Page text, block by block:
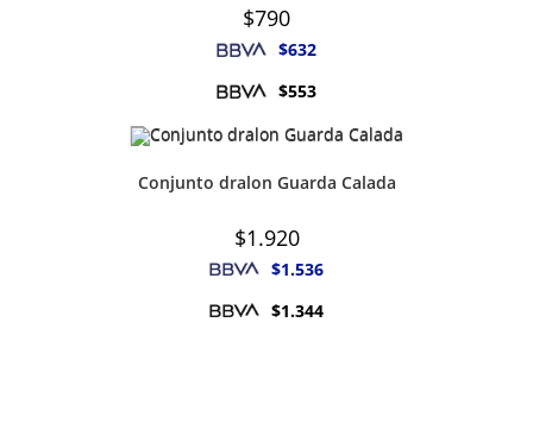
$790
$632
$553
Conjunto dralon Guarda Calada
$1.920
$1.536
$1.344